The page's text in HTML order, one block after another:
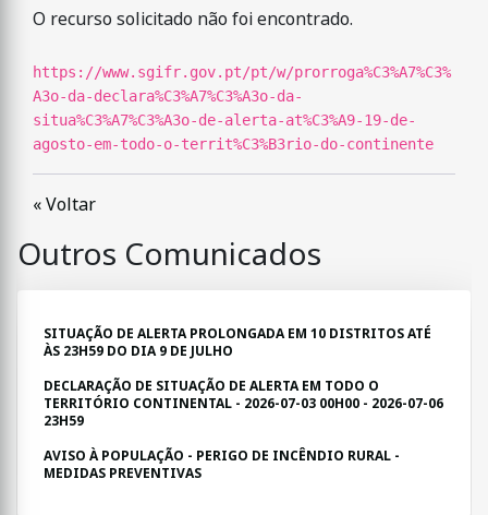
O recurso solicitado não foi encontrado.
https://www.sgifr.gov.pt/pt/w/prorroga%C3%A7%C3%
A3o-da-declara%C3%A7%C3%A3o-da-
situa%C3%A7%C3%A3o-de-alerta-at%C3%A9-19-de-
agosto-em-todo-o-territ%C3%B3rio-do-continente
« Voltar
Outros Comunicados
SITUAÇÃO DE ALERTA PROLONGADA EM 10 DISTRITOS ATÉ
ÀS 23H59 DO DIA 9 DE JULHO
DECLARAÇÃO DE SITUAÇÃO DE ALERTA EM TODO O
TERRITÓRIO CONTINENTAL - 2026-07-03 00H00 - 2026-07-06
23H59
AVISO À POPULAÇÃO - PERIGO DE INCÊNDIO RURAL -
MEDIDAS PREVENTIVAS